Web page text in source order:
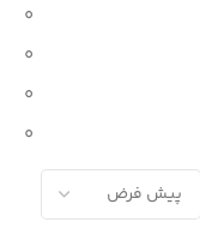
0
0
0
0